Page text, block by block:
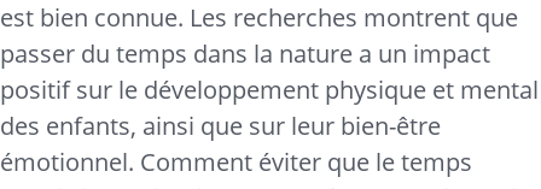
est bien connue. Les recherches montrent que
passer du temps dans la nature a un impact
positif sur le développement physique et mental
des enfants, ainsi que sur leur bien-être
émotionnel. Comment éviter que le temps